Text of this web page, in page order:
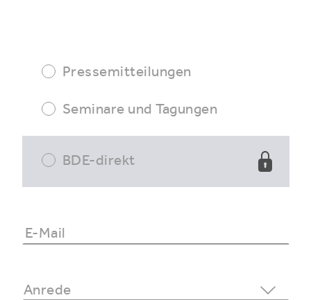
Pressemitteilungen
Seminare und Tagungen
BDE-direkt